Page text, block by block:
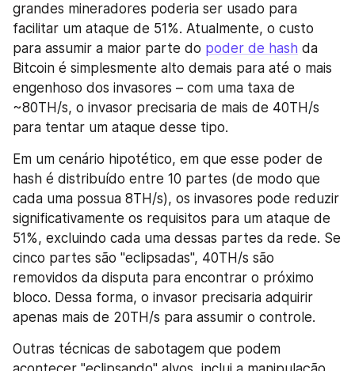
grandes mineradores poderia ser usado para
facilitar um ataque de 51%. Atualmente, o custo
para assumir a maior parte do poder de hash da
Bitcoin é simplesmente alto demais para até o mais
engenhoso dos invasores – com uma taxa de
~80TH/s, o invasor precisaria de mais de 40TH/s
para tentar um ataque desse tipo.
Em um cenário hipotético, em que esse poder de
hash é distribuído entre 10 partes (de modo que
cada uma possua 8TH/s), os invasores pode reduzir
significativamente os requisitos para um ataque de
51%, excluindo cada uma dessas partes da rede. Se
cinco partes são "eclipsadas", 40TH/s são
removidos da disputa para encontrar o próximo
bloco. Dessa forma, o invasor precisaria adquirir
apenas mais de 20TH/s para assumir o controle.
Outras técnicas de sabotagem que podem